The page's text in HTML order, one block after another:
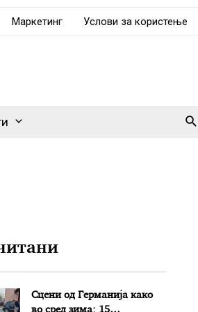
Маркетинг Услови за користење
Сцени од Германија како
во сред зима: 15